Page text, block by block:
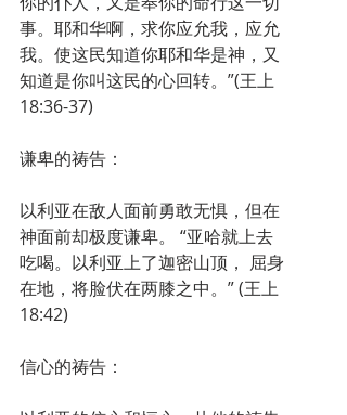
事。耶和华啊，求你应允我，应允
我。使这民知道你耶和华是神，又
知道是你叫这民的心回转。”(王上
18:36-37)
谦卑的祷告：
以利亚在敌人面前勇敢无惧，但在
神面前却极度谦卑。 “亚哈就上去
吃喝。以利亚上了迦密山顶， 屈身
在地，将脸伏在两膝之中。” (王上
18:42)
信心的祷告：